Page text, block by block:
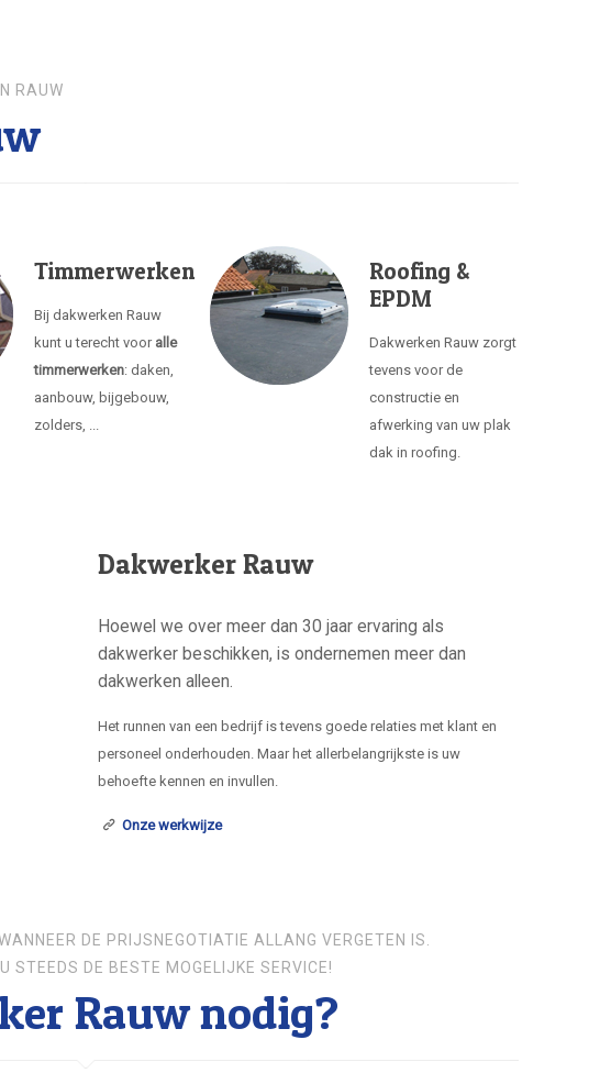
RAUW
Timmerwerken
Bij dakwerken Rauw
kunt u terecht voor alle
timmerwerken: daken,
aanbouw, bijgebouw,
zolders, ...
Roofing &
EPDM
Dakwerken Rauw zorgt
tevens voor de
constructie en
afwerking van uw plak
dak in roofing.
Dakwerker Rauw
Hoewel we over meer dan 30 jaar ervaring als
dakwerker beschikken, is ondernemen meer dan
dakwerken alleen.
Het runnen van een bedrijf is tevens goede relaties met klant en
personeel onderhouden. Maar het allerbelangrijkste is uw
behoefte kennen en invullen.
Onze werkwijze
DE PRIJSNEGOTIATIE ALLANG VERGETEN IS.
STEEDS DE BESTE MOGELIJKE SERVICE!
Rauw nodig?